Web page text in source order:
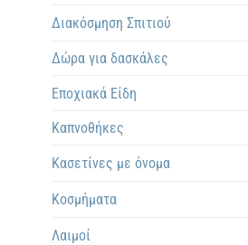
Διακόσμηση Σπιτιού
Δώρα για δασκάλες
Εποχιακά Είδη
Καπνοθήκες
Κασετίνες με όνομα
Κοσμήματα
Λαιμοί